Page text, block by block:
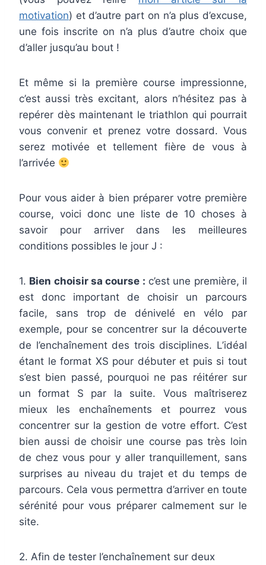
motivation) et d’autre part on n’a plus d’excuse,
une fois inscrite on n’a plus d’autre choix que
d’aller jusqu’au bout !
Et même si la première course impressionne,
c’est aussi très excitant, alors n’hésitez pas à
repérer dès maintenant le triathlon qui pourrait
vous convenir et prenez votre dossard. Vous
serez motivée et tellement fière de vous à
l’arrivée
Pour vous aider à bien préparer votre première
course, voici donc une liste de 10 choses à
savoir pour arriver dans les meilleures
conditions possibles le jour J :
1. Bien choisir sa course : c’est une première, il
est donc important de choisir un parcours
facile, sans trop de dénivelé en vélo par
exemple, pour se concentrer sur la découverte
de l’enchaînement des trois disciplines. L’idéal
étant le format XS pour débuter et puis si tout
s’est bien passé, pourquoi ne pas réitérer sur
un format S par la suite. Vous maîtriserez
mieux les enchaînements et pourrez vous
concentrer sur la gestion de votre effort. C’est
bien aussi de choisir une course pas très loin
de chez vous pour y aller tranquillement, sans
surprises au niveau du trajet et du temps de
parcours. Cela vous permettra d’arriver en toute
sérénité pour vous préparer calmement sur le
site.
2. Afin de tester l’enchaînement sur deux